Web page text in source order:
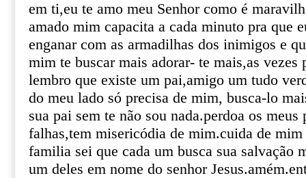
em ti,eu te amo meu Senhor como é
amado mim capacita a cada minuto pra que
enganar com as armadilhas dos inimigos e
mim te buscar mais adorar- te mais,as
lembro que existe um pai,amigo um tudo
do meu lado só precisa de mim, busca-lo
sua pai sem te não sou nada.perdoa os
falhas,tem misericódia de mim.cuida de
familia sei que cada um busca sua salvação
um deles em nome do senhor